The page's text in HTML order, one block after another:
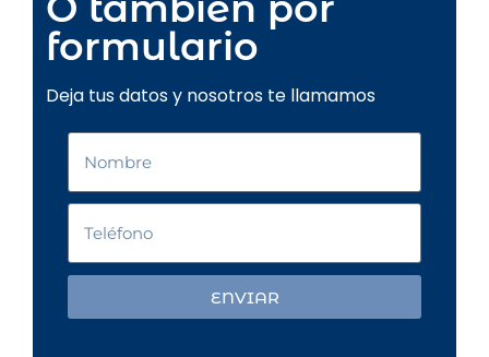
formulario
Deja tus datos y nosotros te llamamos
ENVIAR